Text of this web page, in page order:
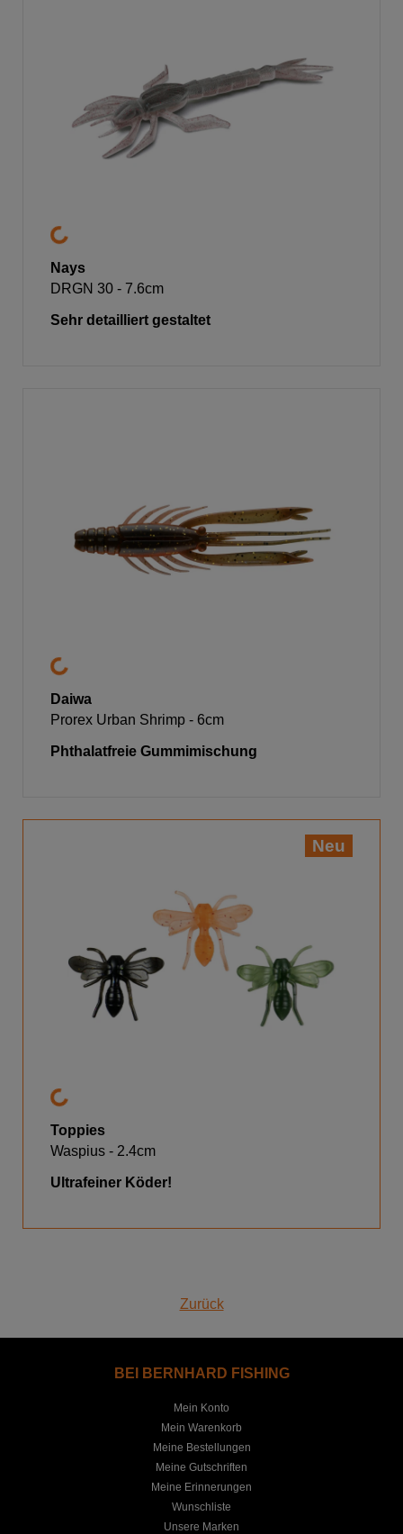
Nays
DRGN 30 - 7.6cm
Sehr detailliert gestaltet
Daiwa
Prorex Urban Shrimp - 6cm
Phthalatfreie Gummimischung
Neu
Toppies
Waspius - 2.4cm
Ultrafeiner Köder!
Zurück
BEI BERNHARD FISHING
Mein Konto
Mein Warenkorb
Meine Bestellungen
Meine Gutschriften
Meine Erinnerungen
Wunschliste
Unsere Marken